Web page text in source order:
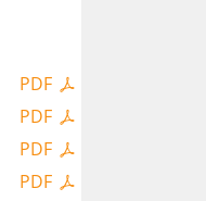
PDF
PDF
PDF
PDF